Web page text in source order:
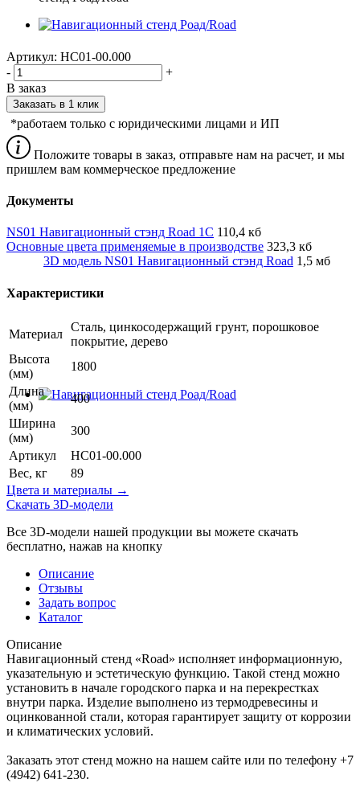
Артикул: НС01-00.000
-
+
В заказ
Заказать в 1 клик
*работаем только с юридическими лицами и ИП
Положите товары в заказ, отправьте нам на расчет, и мы
пришлем вам коммерческое предложение
Документы
NS01 Навигационный стэнд Road 1С 110,4 кб
Основные цвета применяемые в производстве 323,3 кб
3D модель NS01 Навигационный стэнд Road 1,5 мб
Характеристики
Материал
Сталь, цинкосодержащий грунт, порошковое
покрытие, дерево
Высота
(мм)
1800
Длина
(мм)
400
Ширина
(мм)
300
Артикул
НС01-00.000
Вес, кг
89
Цвета и материалы →
Скачать 3D-модели
Все 3D-модели нашей продукции вы можете скачать
бесплатно, нажав на кнопку
Описание
Отзывы
Задать вопрос
Каталог
Описание
Навигационный стенд «Road» исполняет информационную,
указательную и эстетическую функцию. Такой стенд можно
установить в начале городского парка и на перекрестках
внутри парка. Изделие выполнено из термодревесины и
оцинкованной стали, которая гарантирует защиту от коррозии
и климатических условий.
Заказать этот стенд можно на нашем сайте или по телефону +7
(4942) 641-230.